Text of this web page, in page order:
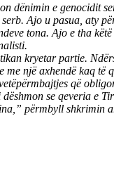
dënimin e genocidit
Ajo u pasua, aty
tona. Ajo e tha
kryetar partie.
një axhendë kaq të
që
se qeveria e
përmbyll shkrimin